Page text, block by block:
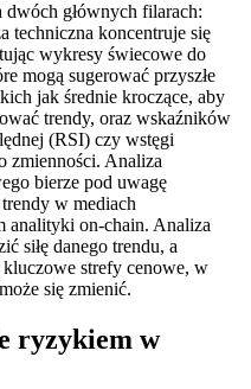
głównych filarach:
techniczna koncentruje się
wykresy świecowe do
mogą sugerować przyszłe
jak średnie kroczące, aby
trendy, oraz wskaźników
(RSI) czy wstęgi
zmienności. Analiza
bierze pod uwagę
w mediach
analityki on-chain. Analiza
siłę danego trendu, a
strefy cenowe, w
się zmienić.
ryzykiem w